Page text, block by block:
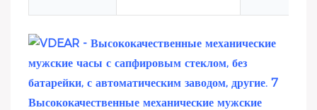
Высококачественные механические мужские